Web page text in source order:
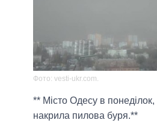
Фото: vesti-ukr.com.
** Місто Одесу в
накрила пилова буря.**